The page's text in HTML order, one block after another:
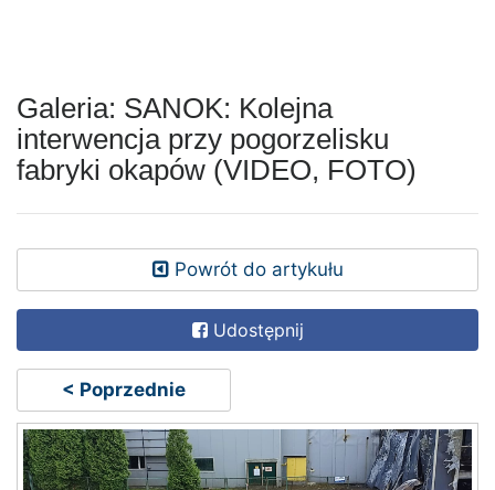
Galeria: SANOK: Kolejna
interwencja przy pogorzelisku
fabryki okapów (VIDEO, FOTO)
Powrót do artykułu
Udostępnij
< Poprzednie